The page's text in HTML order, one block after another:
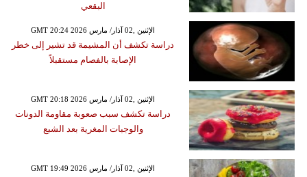
البقعي
GMT 20:24 2026 الإثنين ,02 آذار/ مارس
دراسة تكشف أن المشيمة قد تشير إلى خطر
الإصابة بالفصام مستقبلاً
GMT 20:18 2026 الإثنين ,02 آذار/ مارس
دراسة تكشف سبب صعوبة مقاومة الدونات
والوجبات المغرية بعد الشبع
GMT 19:49 2026 الإثنين ,02 آذار/ مارس